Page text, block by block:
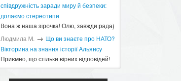
співдружність заради миру й безпеки:
долаємо стереотипи
Вона ж наша зірочка! Олю, завжди рада)
Людмила М. → Що ви знаєте про НАТО?
Вікторина на знання історії Альянсу ​
Приємно, що стільки вірних відповідей!